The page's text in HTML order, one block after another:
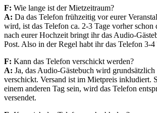
F: Wie lange ist derMietzeitraum?
A: Da das Telefon frühzeitig vor eurer
wird, ist das Telefon ca. 2-3 Tage vorher schon
nach eurer Hochzeit bringt ihr das Audio-
Post. Also in der Regel habt ihr das Telefon 3-4
F: Kann das Telefon verschickt werden?
A: Ja, das Audio-Gästebuch wird grundsätzlich
verschickt. Versand ist im Mietpreis inkludiert.
einem anderen Tag sein, wird das Telefon
versendet.